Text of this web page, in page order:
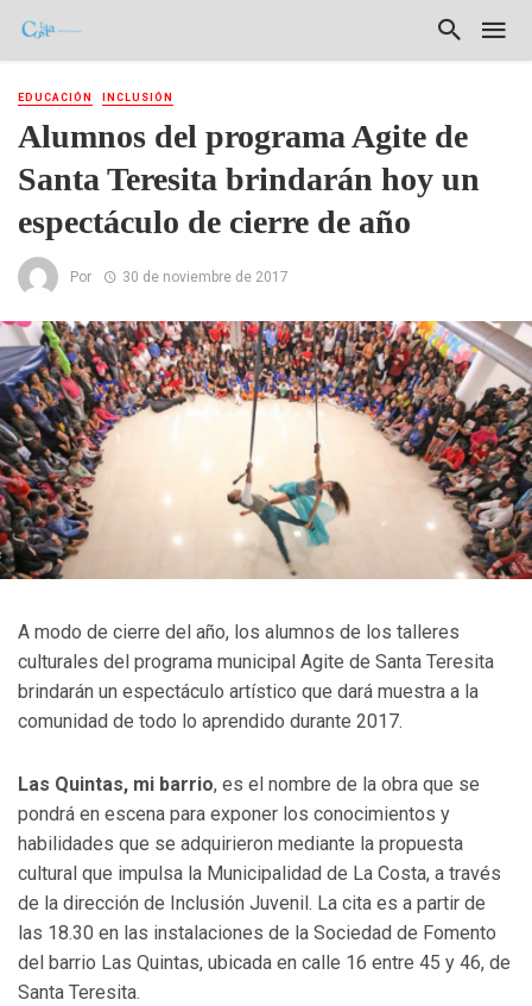
EDUCACIÓN INCLUSIÓN
Alumnos del programa Agite de
Santa Teresita brindarán hoy un
espectáculo de cierre de año
Por 30 de noviembre de 2017
A modo de cierre del año, los alumnos de los talleres
culturales del programa municipal Agite de Santa Teresita
brindarán un espectáculo artístico que dará muestra a la
comunidad de todo lo aprendido durante 2017.
Las Quintas, mi barrio, es el nombre de la obra que se
pondrá en escena para exponer los conocimientos y
habilidades que se adquirieron mediante la propuesta
cultural que impulsa la Municipalidad de La Costa, a través
de la dirección de Inclusión Juvenil. La cita es a partir de
las 18.30 en las instalaciones de la Sociedad de Fomento
del barrio Las Quintas, ubicada en calle 16 entre 45 y 46, de
Santa Teresita.